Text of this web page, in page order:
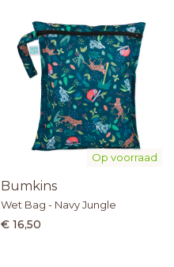
Op voorraad
Bumkins
Wet Bag - Navy Jungle
€ 16,50